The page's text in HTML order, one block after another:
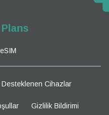
Desteklenen Cihazlar
Gizlilik Bildirimi